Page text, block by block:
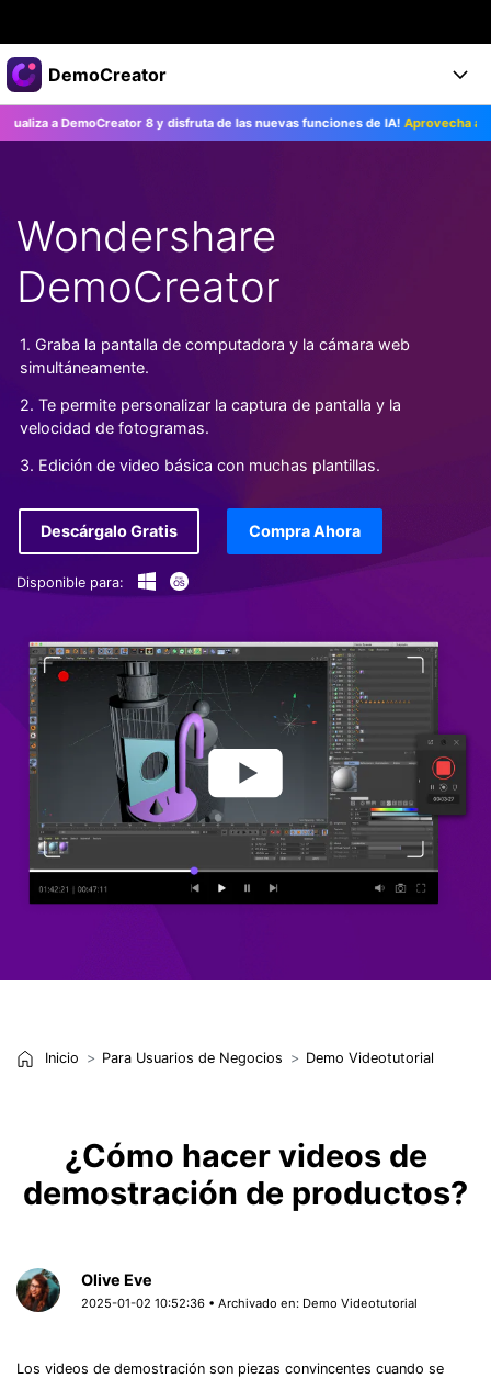
Productos destacados
Creatividad digital con AIGC
Utilidades
Empresas
Sala de prensa
Tienda
Soporte
DemoCreator
Productos
Características
Características IA
Consejos sobre la IA
Soluciones
DemoCreator para
Blog
Encuentra más soluciones >
Ayuda
Empieza
Ayuda
Empresa
DESCARGAR COMPRAR AHORA
a DemoCreator 8 y disfruta de las nuevas funciones de IA!Aprovecha
Wondershare
DemoCreator
1. Graba la pantalla de computadora y la cámara web
simultáneamente.
2. Te permite personalizar la captura de pantalla y la
velocidad de fotogramas.
3. Edición de video básica con muchas plantillas.
Descárgalo Gratis Compra Ahora
Disponible para:
Inicio Para Usuarios de Negocios Demo Videotutorial
¿Cómo hacer videos de
demostración de productos?
Olive Eve
2025-01-02 10:52:36 • Archivado en: Demo Videotutorial
Los videos de demostración son piezas convincentes cuando se